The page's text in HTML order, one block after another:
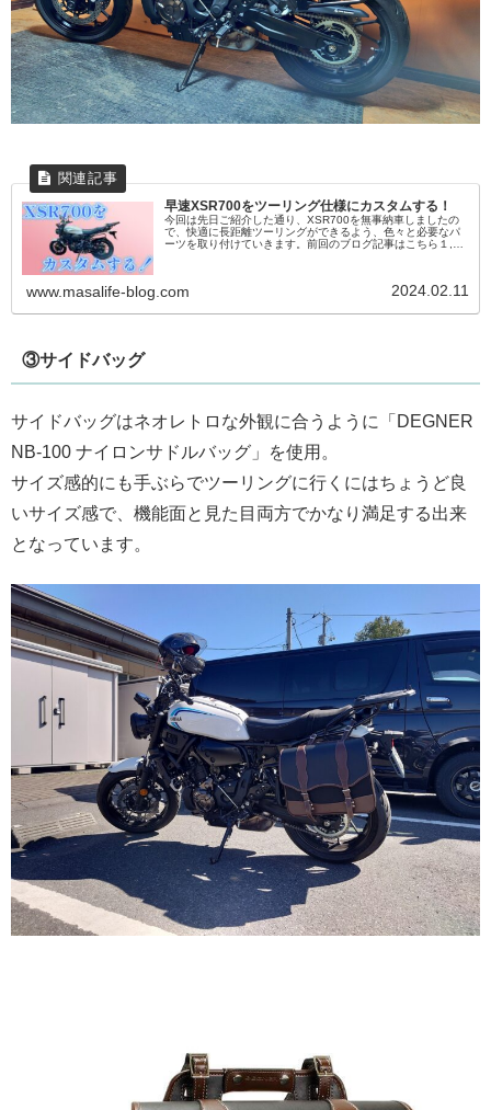
早速XSR700をツーリング仕様にカスタムする！
今回は先日ご紹介した通り、XSR700を無事納車しましたの
で、快適に長距離ツーリングができるよう、色々と必要なパ
ーツを取り付けていきます。前回のブログ記事はこちら１,ま
www.masalife-blog.com 2024.02.11
③サイドバッグ
サイドバッグはネオレトロな外観に合うように「DEGNER
NB-100 ナイロンサドルバッグ」を使用。
サイズ感的にも手ぶらでツーリングに行くにはちょうど良
いサイズ感で、機能面と見た目両方でかなり満足する出来
となっています。